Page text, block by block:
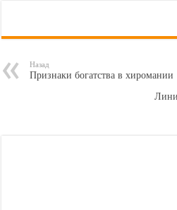
Назад
Признаки богатства в хиромании